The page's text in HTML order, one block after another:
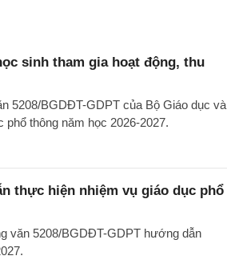
sinh tham gia hoạt động, thu
5208/BGDĐT-GDPT của Bộ Giáo dục và
thông năm học 2026-2027.
thực hiện nhiệm vụ giáo dục phổ
văn 5208/BGDĐT-GDPT hướng dẫn